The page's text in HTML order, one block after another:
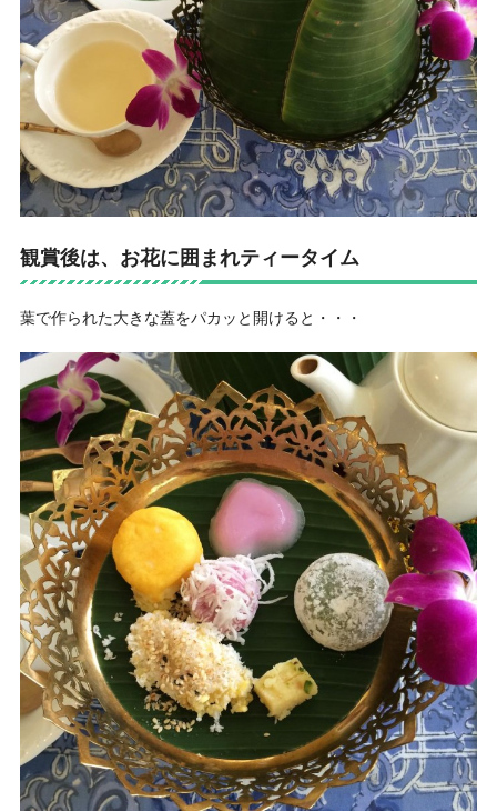
観賞後は、お花に囲まれティータイム
葉で作られた大きな蓋をパカッと開けると・・・